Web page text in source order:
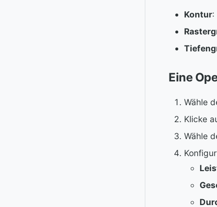
Kontur:
Eine
Wähle
Klicke
Wähle